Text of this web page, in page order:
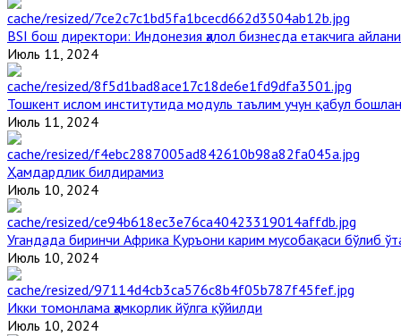
BSI бош директори: Индонезия ҳалол бизнесда етакчига
Июль 11, 2024
Тошкент ислом институтида модуль таълим учун қабул
Июль 11, 2024
Ҳамдардлик билдирамиз
Июль 10, 2024
Угандада биринчи Aфрика Қуръони карим мусобақаси бўлиб
Июль 10, 2024
Икки томонлама ҳамкорлик йўлга қўйилди
Июль 10, 2024